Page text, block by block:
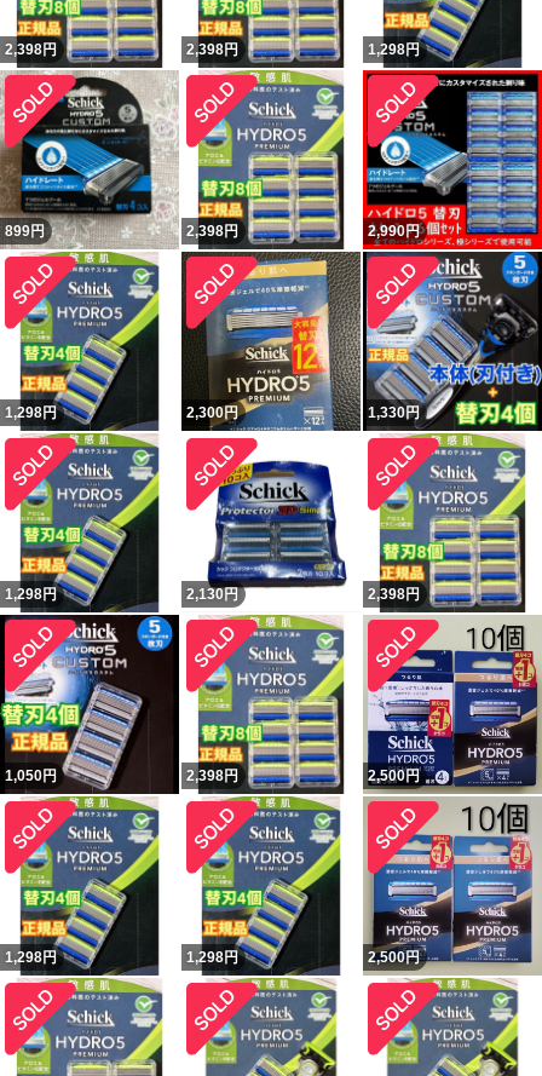
2,398円 2,398円 1,298円
899円 2,398円 2,990円
1,298円 2,300円 1,330円
1,298円 2,130円 2,398円
1,050円 2,398円 2,500円
1,298円 1,298円 2,500円